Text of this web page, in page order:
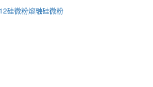
硅微粉熔融硅微粉